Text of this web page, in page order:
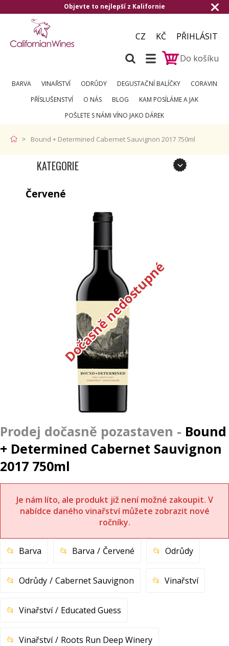
Objevte to nejlepší z Kalifornie
CZ KČ
PŘIHLÁSIT
Do košíku
BARVA VINAŘSTVÍ ODRŮDY DEGUSTAČNÍ BALÍČKY
CORAVIN
PŘÍSLUŠENSTVÍ
O NÁS BLOG
KAM POSÍLÁME A JAK
POŠLETE S NÁMI VÍNO JAKO DÁREK
Bound + Determined Cabernet Sauvignon 2017 750ml
KATEGORIE
Červené
Dočasně nedostupné
Bound
+ Determined Cabernet Sauvignon
2017 750ml
Je nám líto, ale produkt již není možné zakoupit. V
nabídce daného vinařství můžete zobrazit nové
ročníky.
Barva Barva Červené Odrůdy
Odrůdy Cabernet Sauvignon Vinařství
Vinařství Educated Guess
Vinařství Roots Run Deep Winery